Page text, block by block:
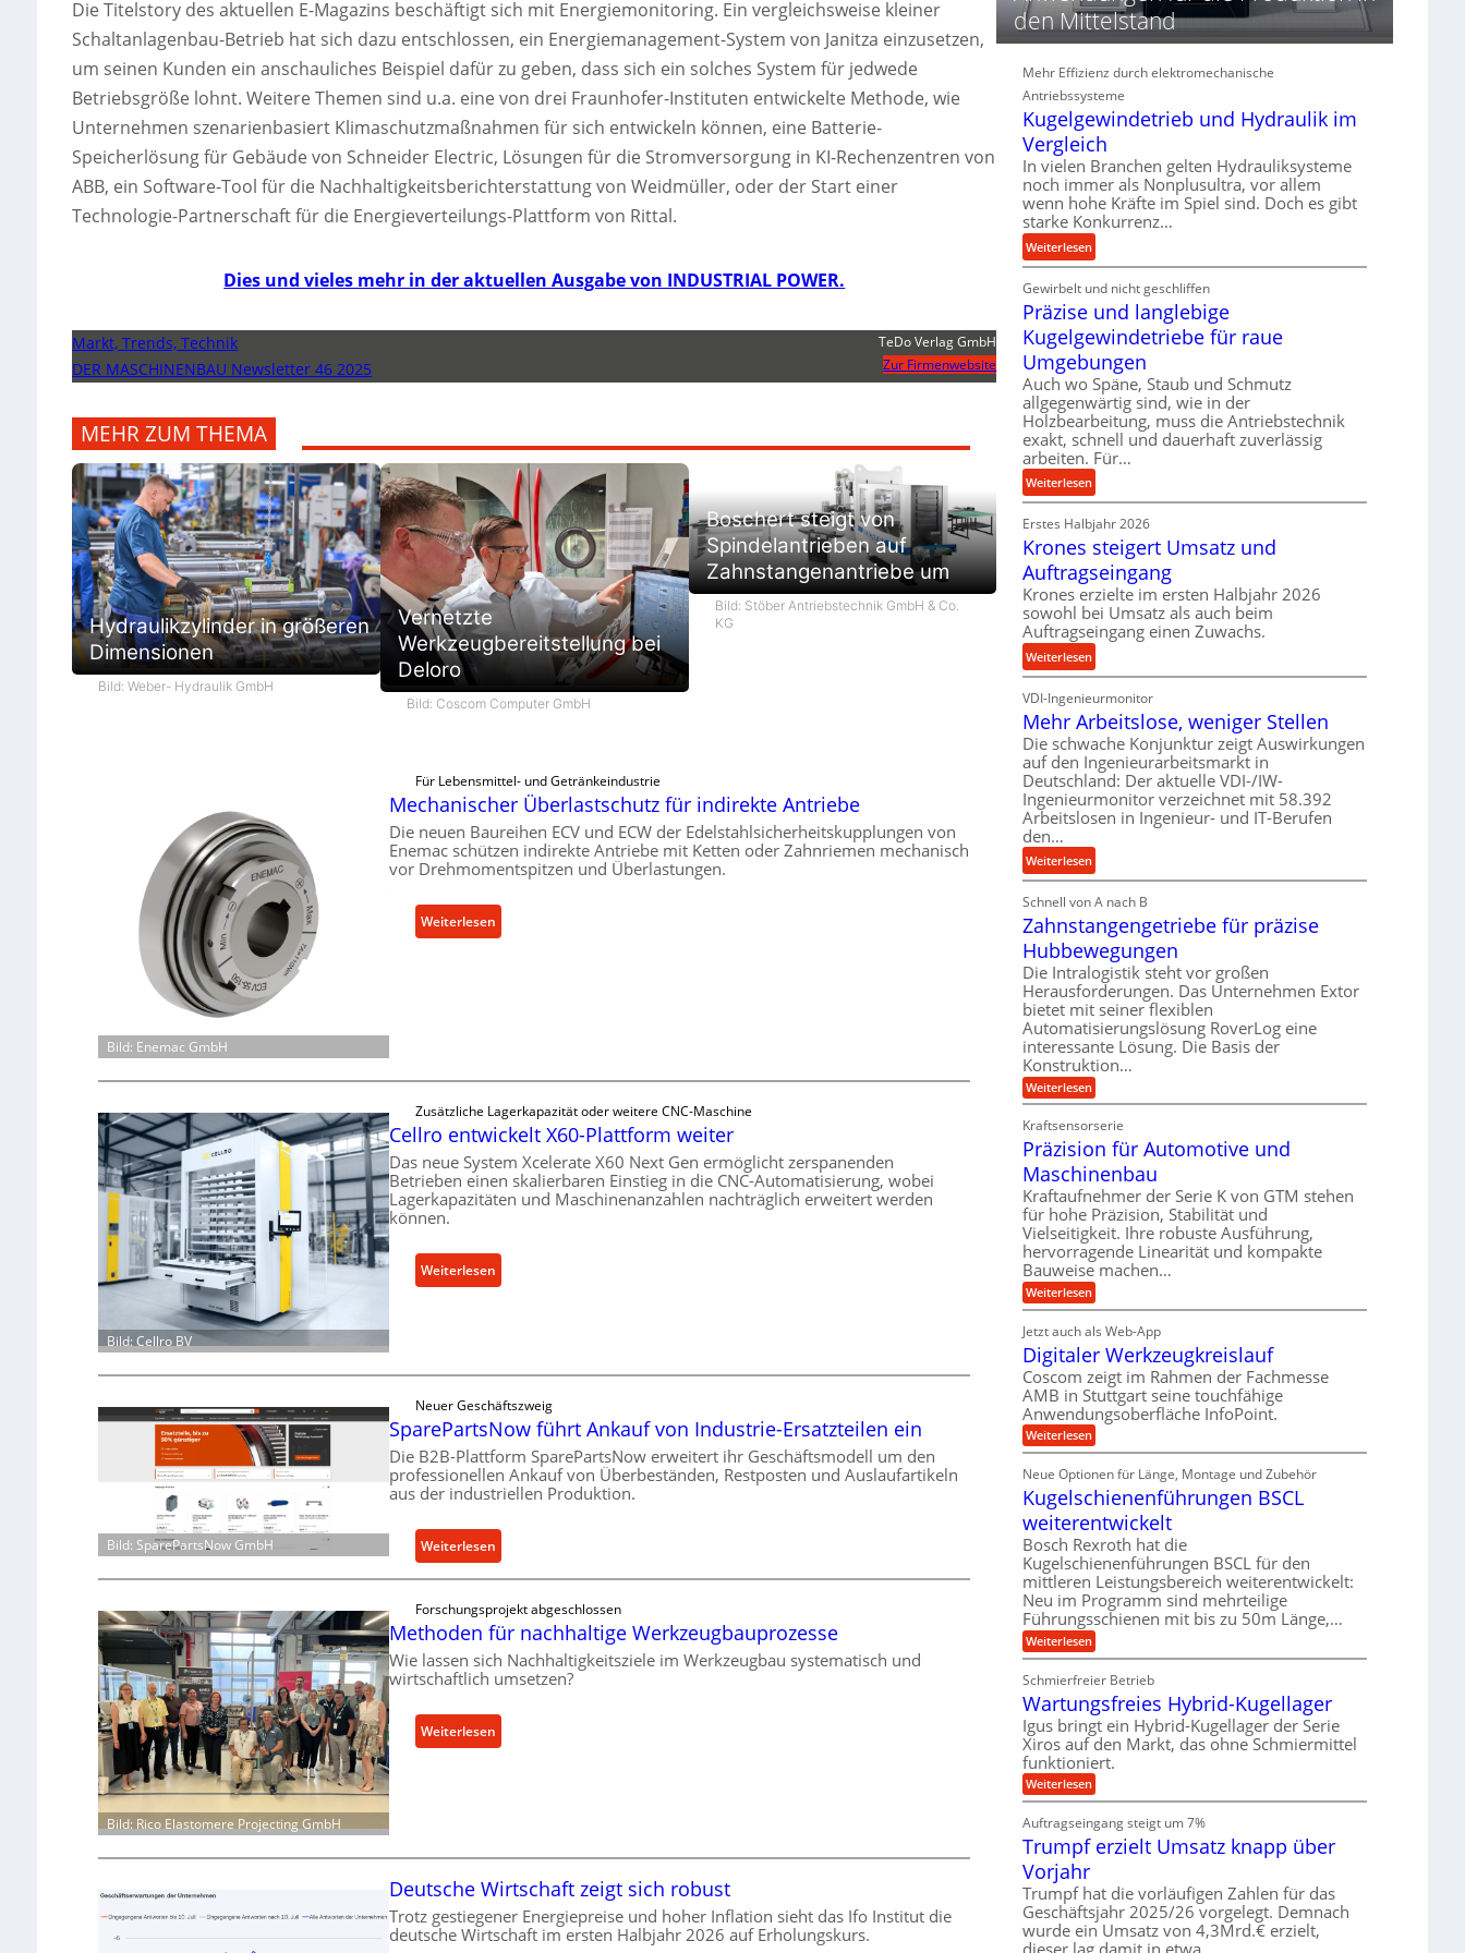
Die Titelstory des aktuellen E-Magazins beschäftigt sich mit Energiemonitoring. Ein vergleichsweise kleiner
Schaltanlagenbau-Betrieb hat sich dazu entschlossen, ein Energiemanagement-System von Janitza einzusetzen,
um seinen Kunden ein anschauliches Beispiel dafür zu geben, dass sich ein solches System für jedwede
Betriebsgröße lohnt. Weitere Themen sind u.a. eine von drei Fraunhofer-Instituten entwickelte Methode, wie
Unternehmen szenarienbasiert Klimaschutzmaßnahmen für sich entwickeln können, eine Batterie-
Speicherlösung für Gebäude von Schneider Electric, Lösungen für die Stromversorgung in KI-Rechenzentren von
ABB, ein Software-Tool für die Nachhaltigkeitsberichterstattung von Weidmüller, oder der Start einer
Technologie-Partnerschaft für die Energieverteilungs-Plattform von Rittal.
Dies und vieles mehr in der aktuellen Ausgabe von INDUSTRIAL POWER.
Markt, Trends, Technik
DER MASCHINENBAU Newsletter 46 2025
TeDo Verlag GmbH
Zur Firmenwebsite
MEHR ZUM THEMA
Hydraulikzylinder in größeren
Dimensionen
Bild: Weber- Hydraulik GmbH
Vernetzte
Werkzeugbereitstellung bei
Deloro
Bild: Coscom Computer GmbH
Boschert steigt von
Spindelantrieben auf
Zahnstangenantriebe um
Bild: Stöber Antriebstechnik GmbH & Co.
KG
Bild: Enemac GmbH
Für Lebensmittel- und Getränkeindustrie
Mechanischer Überlastschutz für indirekte Antriebe
Die neuen Baureihen ECV und ECW der Edelstahlsicherheitskupplungen von
Enemac schützen indirekte Antriebe mit Ketten oder Zahnriemen mechanisch
vor Drehmomentspitzen und Überlastungen.
Weiterlesen:
M
i
c
e
r
r
t
s
c
h
u
t
ü
r
i
n
d
i
e
k
t
r
e
Bild: Cellro BV
Zusätzliche Lagerkapazität oder weitere CNC-Maschine
Cellro entwickelt X60-Plattform weiter
Das neue System Xcelerate X60 Next Gen ermöglicht zerspanenden
Betrieben einen skalierbaren Einstieg in die CNC-Automatisierung, wobei
Lagerkapazitäten und Maschinenanzahlen nachträglich erweitert werden
können.
Weiterlesen:
C
o
e
n
t
w
c
k
l
t
X
6
-
P
f
o
r
m
Bild: SparePartsNow GmbH
Neuer Geschäftszweig
SparePartsNow führt Ankauf von Industrie-Ersatzteilen ein
Die B2B-Plattform SparePartsNow erweitert ihr Geschäftsmodell um den
professionellen Ankauf von Überbeständen, Restposten und Auslaufartikeln
aus der industriellen Produktion.
Weiterlesen:
S
a
r
e
P
r
t
f
ü
h
r
Bild: Rico Elastomere Projecting GmbH
Forschungsprojekt abgeschlossen
Methoden für nachhaltige Werkzeugbauprozesse
Wie lassen sich Nachhaltigkeitsziele im Werkzeugbau systematisch und
wirtschaftlich umsetzen?
Weiterlesen:
M
e
n
f
Deutsche Wirtschaft zeigt sich robust
Trotz gestiegener Energiepreise und hoher Inflation sieht das Ifo Institut die
deutsche Wirtschaft im ersten Halbjahr 2026 auf Erholungskurs.
d
i
e
P
r
f
o
r
m
a
n
c
b
e
i
m
r
ü
k
p
r
o
z
s
s
den Mittelstand
Mehr Effizienz durch elektromechanische
Antriebssysteme
Kugelgewindetrieb und Hydraulik im
Vergleich
In vielen Branchen gelten Hydrauliksysteme
noch immer als Nonplusultra, vor allem
wenn hohe Kräfte im Spiel sind. Doch es gibt
starke Konkurrenz…
Weiterlesen:
K
u
g
l
g
e
w
i
n
d
e
t
r
i
e
b
u
n
d
H
y
d
r
a
u
l
i
k
i
V
e
r
g
l
e
i
c
h
Gewirbelt und nicht geschliffen
Präzise und langlebige
Kugelgewindetriebe für raue
Umgebungen
Auch wo Späne, Staub und Schmutz
allgegenwärtig sind, wie in der
Holzbearbeitung, muss die Antriebstechnik
exakt, schnell und dauerhaft zuverlässig
arbeiten. Für…
Weiterlesen:
P
r
ä
i
s
e
u
n
a
n
g
l
e
i
g
e
u
g
e
l
g
e
w
i
n
d
e
r
i
e
b
e
f
ü
r
r
a
u
e
U
m
g
e
b
n
g
e
n
Erstes Halbjahr 2026
Krones steigert Umsatz und
Auftragseingang
Krones erzielte im ersten Halbjahr 2026
sowohl bei Umsatz als auch beim
Auftragseingang einen Zuwachs.
Weiterlesen:
K
r
o
n
e
s
s
t
i
g
e
r
t
m
s
a
t
z
u
d
A
u
f
t
r
a
g
s
i
n
g
a
n
g
VDI-Ingenieurmonitor
Mehr Arbeitslose, weniger Stellen
Die schwache Konjunktur zeigt Auswirkungen
auf den Ingenieurarbeitsmarkt in
Deutschland: Der aktuelle VDI-/IW-
Ingenieurmonitor verzeichnet mit 58.392
Arbeitslosen in Ingenieur- und IT-Berufen
den…
Weiterlesen:
M
e
h
A
r
b
e
i
t
s
l
o
s
e
,
w
e
n
i
g
e
r
S
t
e
l
l
n
Schnell von A nach B
Zahnstangengetriebe für präzise
Hubbewegungen
Die Intralogistik steht vor großen
Herausforderungen. Das Unternehmen Extor
bietet mit seiner flexiblen
Automatisierungslösung RoverLog eine
interessante Lösung. Die Basis der
Konstruktion…
Weiterlesen:
Z
h
n
s
t
a
n
g
e
n
g
e
t
r
i
b
e
f
ü
r
p
r
z
i
e
H
u
b
b
e
w
e
g
u
n
e
n
Kraftsensorserie
Präzision für Automotive und
Maschinenbau
Kraftaufnehmer der Serie K von GTM stehen
für hohe Präzision, Stabilität und
Vielseitigkeit. Ihre robuste Ausführung,
hervorragende Linearität und kompakte
Bauweise machen…
Weiterlesen:
P
ä
z
i
s
i
o
n
f
ü
r
A
u
t
o
m
o
i
v
e
u
n
d
M
a
s
c
h
i
n
e
b
u
Jetzt auch als Web-App
Digitaler Werkzeugkreislauf
Coscom zeigt im Rahmen der Fachmesse
AMB in Stuttgart seine touchfähige
Anwendungsoberfläche InfoPoint.
Weiterlesen:
D
g
i
t
a
l
e
r
W
e
r
k
z
e
u
k
r
e
i
s
l
a
f
Neue Optionen für Länge, Montage und Zubehör
Kugelschienenführungen BSCL
weiterentwickelt
Bosch Rexroth hat die
Kugelschienenführungen BSCL für den
mittleren Leistungsbereich weiterentwickelt:
Neu im Programm sind mehrteilige
Führungsschienen mit bis zu 50m Länge,…
Weiterlesen:
K
g
e
l
s
c
h
i
e
n
e
r
u
n
g
Schmierfreier Betrieb
Wartungsfreies Hybrid-Kugellager
Igus bringt ein Hybrid-Kugellager der Serie
Xiros auf den Markt, das ohne Schmiermittel
funktioniert.
Weiterlesen:
W
r
u
g
s
f
r
Auftragseingang steigt um 7%
Trumpf erzielt Umsatz knapp über
Vorjahr
Trumpf hat die vorläufigen Zahlen für das
Geschäftsjahr 2025/26 vorgelegt. Demnach
wurde ein Umsatz von 4,3Mrd.€ erzielt,
dieser lag damit in etwa…